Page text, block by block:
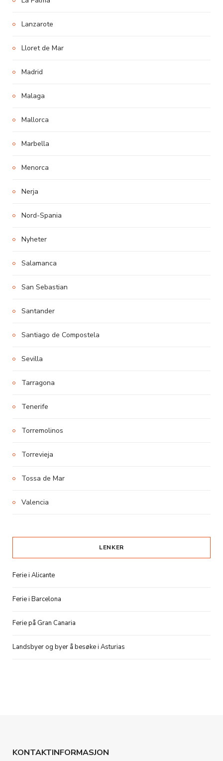
Lanzarote
Lloret de Mar
Madrid
Malaga
Mallorca
Marbella
Menorca
Nerja
Nord-Spania
Nyheter
Salamanca
San Sebastian
Santander
Santiago de Compostela
Sevilla
Tarragona
Tenerife
Torremolinos
Torrevieja
Tossa de Mar
Valencia
LENKER
Ferie i Alicante
Ferie i Barcelona
Ferie på Gran Canaria
Landsbyer og byer å besøke i Asturias
KONTAKTINFORMASJON